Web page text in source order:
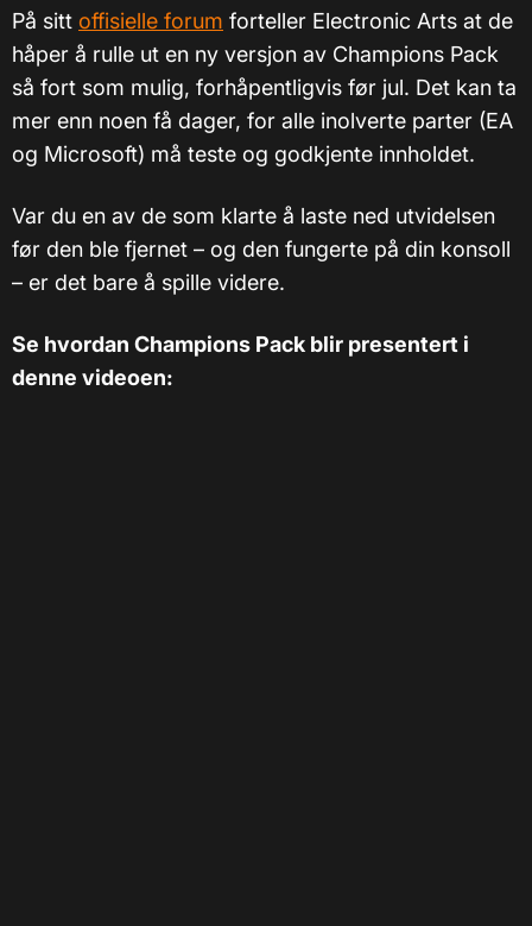
På sitt offisielle forum forteller Electronic Arts at de
håper å rulle ut en ny versjon av Champions Pack
så fort som mulig, forhåpentligvis før jul. Det kan ta
mer enn noen få dager, for alle inolverte parter (EA
og Microsoft) må teste og godkjente innholdet.
Var du en av de som klarte å laste ned utvidelsen
før den ble fjernet – og den fungerte på din konsoll
– er det bare å spille videre.
Se hvordan Champions Pack blir presentert i
denne videoen: